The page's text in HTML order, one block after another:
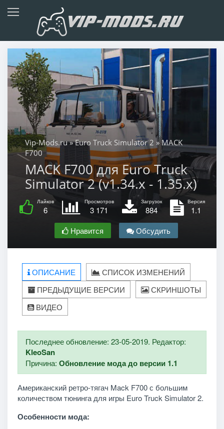
Vip-Mods.ru»Euro Truck Simulator 2 » MACK
F700
MACK F700 для Euro Truck
Simulator 2 (v1.34.x - 1.35.x)
Лайков
6
Просмотров
3 171
Загрузок
884
Версия
1.1
Нравится
Обсудить
ОПИСАНИЕ
СПИСОК ИЗМЕНЕНИЙ
ПРЕДЫДУЩИЕ ВЕРСИИ
СКРИНШОТЫ
ВИДЕО
Последнее обновление: 23-05-2019. Редактор:
KleoSan
Причина: Обновление мода до версии 1.1
Американский ретро-тягач Mack F700 с большим
количеством тюнинга для игры Euro Truck Simulator 2.
Особенности мода: